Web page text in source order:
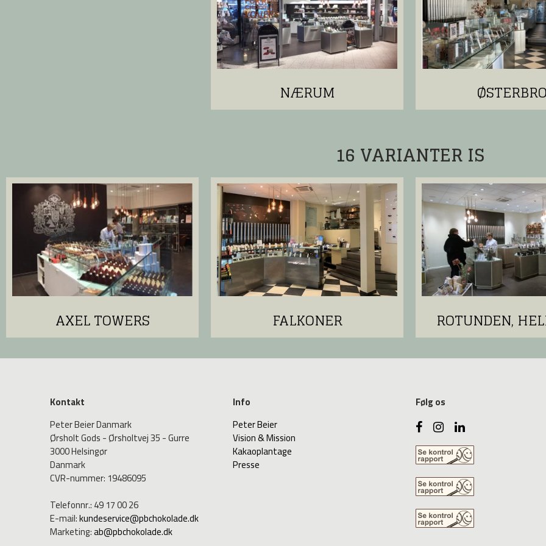
NÆRUM
16 VARIANTER IS
AXEL TOWERS FALKONER ROTUNDEN,
Kontakt
Peter Beier Danmark
Ørsholt Gods - Ørsholtvej 35 - Gurre
3000 Helsingør
Danmark
CVR-nummer: 19486095
Telefonnr.:49 17 00 26
E-mail:kundeservice@pbchokolade.dk
Marketing:ab@pbchokolade.dk
Info
Peter Beier
Vision & Mission
Kakaoplantage
Presse
Følg os